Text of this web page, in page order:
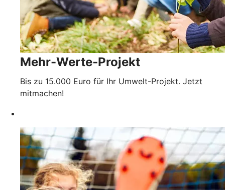
Mehr-Werte-Projekt
Bis zu 15.000 Euro für Ihr Umwelt-Projekt. Jetzt
mitmachen!